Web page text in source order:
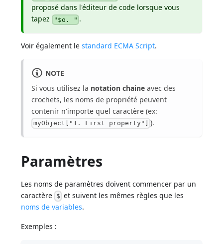
proposé dans l'éditeur de code lorsque vous
tapez "$o. " .
Voir également lestandard ECMA Script.
NOTE
Si vous utilisez la notation chaine avec des
crochets, les noms de propriété peuvent
contenir n'importe quel caractère (ex:
myObject["1. First property"] ).
Paramètres
Les noms de paramètres doivent commencer par un
caractère $ et suivent les mêmes règles que les
noms de variables.
Exemples :